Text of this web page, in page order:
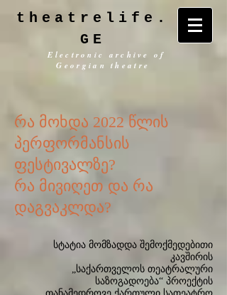
theatrelife.
GE
Electronic archive of
Georgian theatre
რა მოხდა 2022 წლის
პერფორმანსის
ფესტივალზე?
რა მივიღეთ და რა
დაგვაკლდა?
სტატია მომზადდა შემოქმედებითი
კავშირის
„საქართველოს თეატრალური
საზოგადოება“ პროექტის